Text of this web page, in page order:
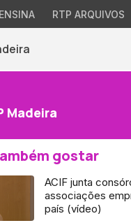
RTP ARQUIVOS
Madeira
gostar
ACIF junta
associações
país (vídeo)